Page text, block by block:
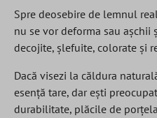
Spre deosebire de lemnul
nu se vor deforma sau așchii
decojite, șlefuite, colorate și
Dacă visezi la căldura
esență tare, dar ești
durabilitate, plăcile de